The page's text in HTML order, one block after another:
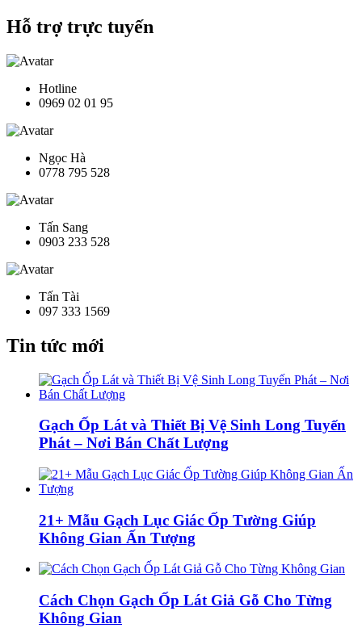
Hỗ trợ trực tuyến
Hotline
0969 02 01 95
Ngọc Hà
0778 795 528
Tấn Sang
0903 233 528
Tấn Tài
097 333 1569
Tin tức mới
Gạch Ốp Lát và Thiết Bị Vệ Sinh Long Tuyến
Phát – Nơi Bán Chất Lượng
21+ Mẫu Gạch Lục Giác Ốp Tường Giúp
Không Gian Ấn Tượng
Cách Chọn Gạch Ốp Lát Giả Gỗ Cho Từng
Không Gian